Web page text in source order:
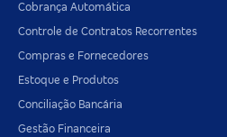
Cobrança Automática
Controle de Contratos Recorrentes
Compras e Fornecedores
Estoque e Produtos
Conciliação Bancária
Gestão Financeira